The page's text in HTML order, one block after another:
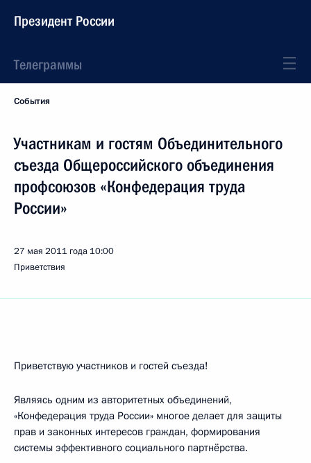
Президент России
Телеграммы
События
Участникам и гостям Объединительного
съезда Общероссийского объединения
профсоюзов «Конфедерация труда
России»
27 мая 2011 года 10:00
Приветствия
Приветствую участников и гостей съезда!
Являясь одним из авторитетных объединений,
«Конфедерация труда России» многое делает для защиты
прав и законных интересов граждан, формирования
системы эффективного социального партнёрства.